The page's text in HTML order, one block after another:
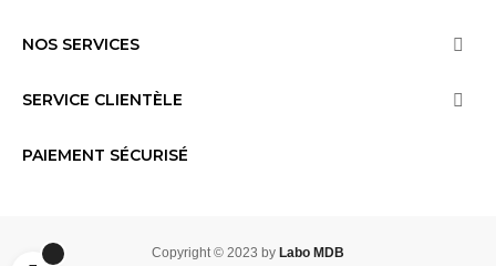
NOS SERVICES 
SERVICE CLIENTÈLE 
PAIEMENT SÉCURISÉ
Copyright © 2023 by Labo MDB